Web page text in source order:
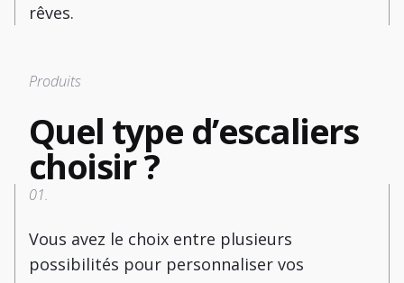
rêves.
Produits
Quel type d’escaliers
choisir ?
01.
Vous avez le choix entre plusieurs
possibilités pour personnaliser vos